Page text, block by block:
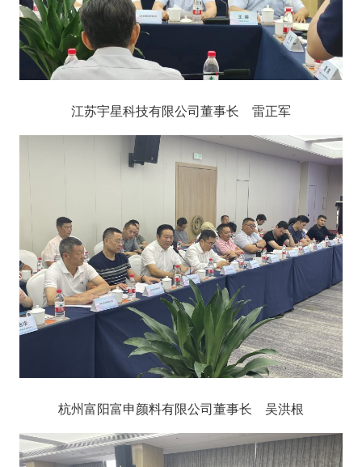
江苏宇星科技有限公司董事长 雷正军
杭州富阳富申颜料有限公司董事长 吴洪根